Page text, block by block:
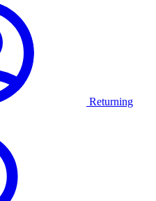
Returning